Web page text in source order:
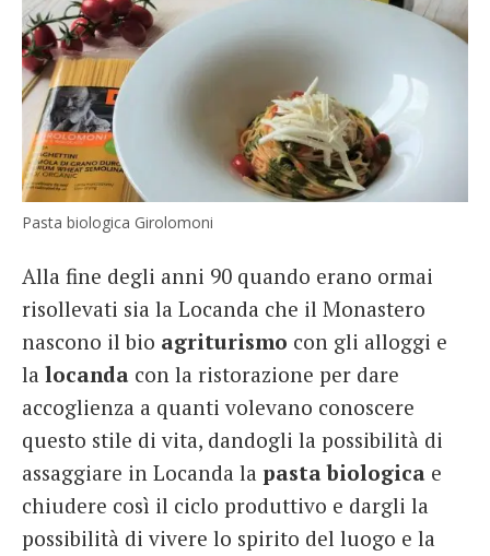
Pasta biologica Girolomoni
Alla fine degli anni 90 quando erano ormai
risollevati sia la Locanda che il Monastero
nascono il bio agriturismo con gli alloggi e
la locanda con la ristorazione per dare
accoglienza a quanti volevano conoscere
questo stile di vita, dandogli la possibilità di
assaggiare in Locanda la pasta biologica e
chiudere così il ciclo produttivo e dargli la
possibilità di vivere lo spirito del luogo e la